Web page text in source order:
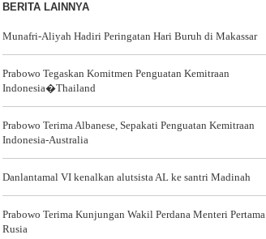
BERITA LAINNYA
Munafri-Aliyah Hadiri Peringatan Hari Buruh di Makassar
Prabowo Tegaskan Komitmen Penguatan Kemitraan
Indonesia�Thailand
Prabowo Terima Albanese, Sepakati Penguatan Kemitraan
Indonesia-Australia
Danlantamal VI kenalkan alutsista AL ke santri Madinah
Prabowo Terima Kunjungan Wakil Perdana Menteri Pertama
Rusia